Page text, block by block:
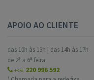
APOIO AO CLIENTE
das 10h às 13h | das 14h às 17h
de 2ª a 6ª feira.
+351 220 996 592